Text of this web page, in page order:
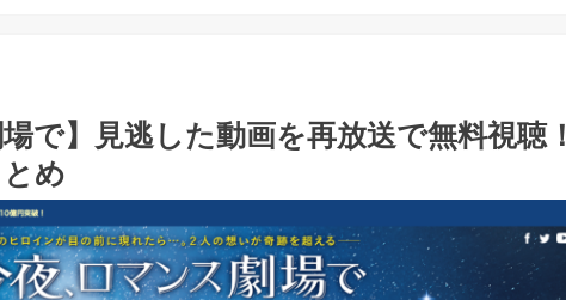
で】見逃した動画を再放送で無料視聴！
め